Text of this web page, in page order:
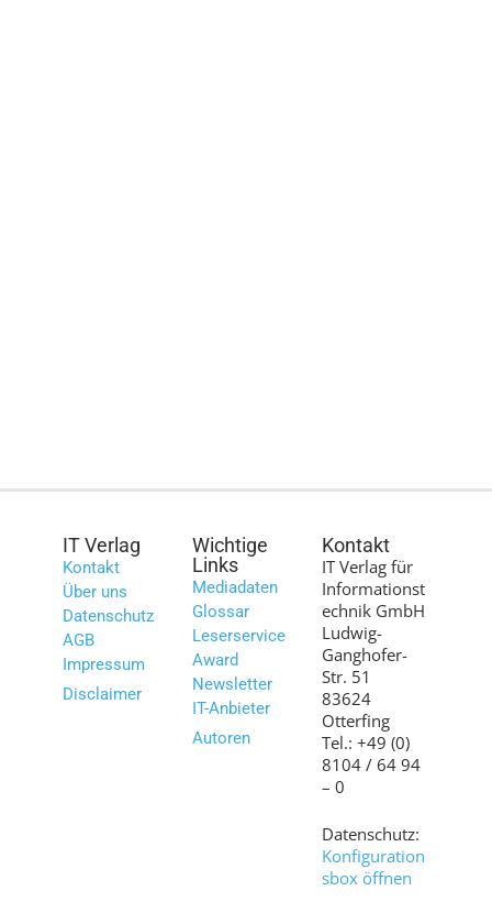
IT Verlag
Kontakt
Über uns
Datenschutz
AGB
Impressum
Disclaimer
Wichtige
Links
Mediadaten
Glossar
Leserservice
Award
Newsletter
IT-Anbieter
Autoren
Kontakt
IT Verlag für
Informationst
echnik GmbH
Ludwig-
Ganghofer-
Str. 51
83624
Otterfing
Tel.: +49 (0)
8104 / 64 94
– 0
Datenschutz:
Konfiguration
sbox öffnen